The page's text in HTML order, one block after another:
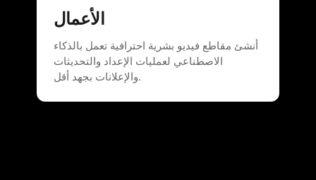
الأعمال
أنشئ مقاطع فيديو بشرية احترافية تعمل بالذكاء
الاصطناعي لعمليات الإعداد والتحديثات
والإعلانات بجهد أقل.